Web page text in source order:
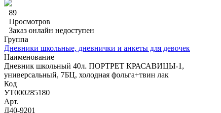
89
Просмотров
Заказ онлайн недоступен
Группа
Дневники школьные, дневнички и анкеты для девочек
Наименование
Дневник школьный 40л. ПОРТРЕТ КРАСАВИЦЫ-1,
универсальный, 7БЦ, холодная фольга+твин лак
Код
УТ000285180
Арт.
Д40-9201